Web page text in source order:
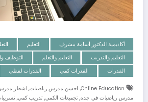
أكاديمية الدكتور أسامة مشرف التعليم
التعليم والتدريب
التعليم والتعلم
التوظيف
القدرات
القدرات كمي القدرات لفظي
Online Education
, احسن مدرس رياضيات, اشطر
مدرس رياضيات في جده, تجميعات الكمي, تدريب كمي,